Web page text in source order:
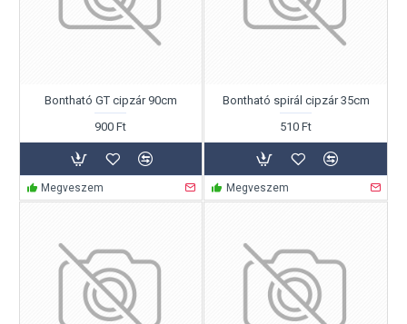
Bontható GT cipzár 90cm
900 Ft
Megveszem
Bontható spirál cipzár 35cm
510 Ft
Megveszem